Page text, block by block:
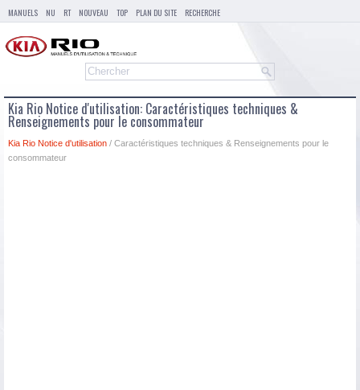
MANUELS NU RT NOUVEAU TOP PLAN DU SITE RECHERCHE
Kia Rio Notice d'utilisation: Caractéristiques techniques &
Renseignements pour le consommateur
Kia Rio Notice d'utilisation / Caractéristiques techniques & Renseignements pour le
consommateur